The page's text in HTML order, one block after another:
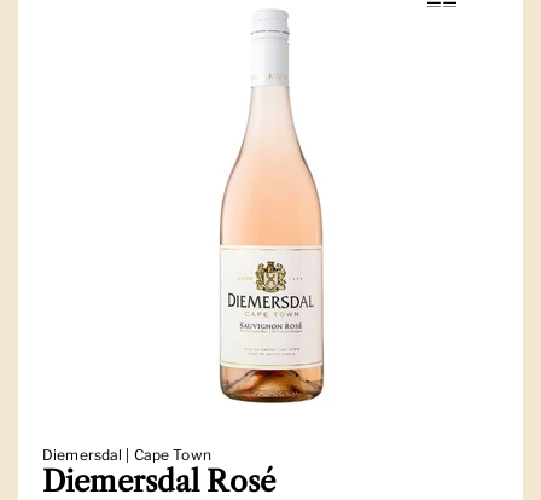
Diemersdal | Cape Town
Diemersdal Rosé